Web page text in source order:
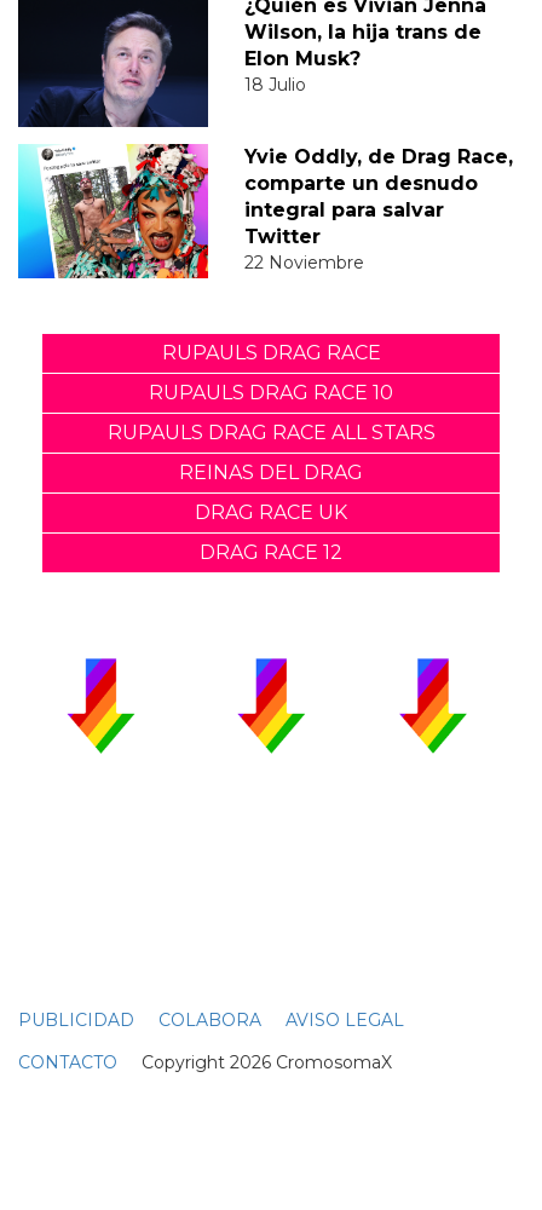
¿Quién es Vivian Jenna
Wilson, la hija trans de
Elon Musk?
18 Julio
Yvie Oddly, de Drag Race,
comparte un desnudo
integral para salvar
Twitter
22 Noviembre
RUPAULS DRAG RACE
RUPAULS DRAG RACE 10
RUPAULS DRAG RACE ALL STARS
REINAS DEL DRAG
DRAG RACE UK
DRAG RACE 12
PUBLICIDAD COLABORA
AVISO LEGAL
CONTACTO Copyright 2026 CromosomaX